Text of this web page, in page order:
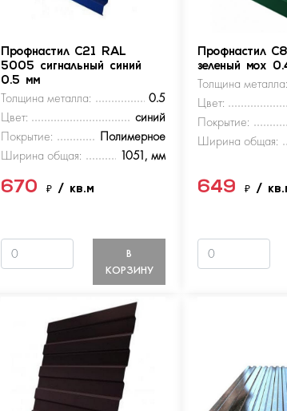
Профнастил С21 RAL
5005 сигнальный синий
0.5 мм
Толщина металла:
0.5
Цвет:
синий
Покрытие:
Полимерное
Ширина общая:
1051, мм
670₽/ кв.м
В
КОРЗИНУ
Профнастил
зеленый мох
Толщина металла:
Цвет:
Покрытие:
Ширина общая:
649₽/